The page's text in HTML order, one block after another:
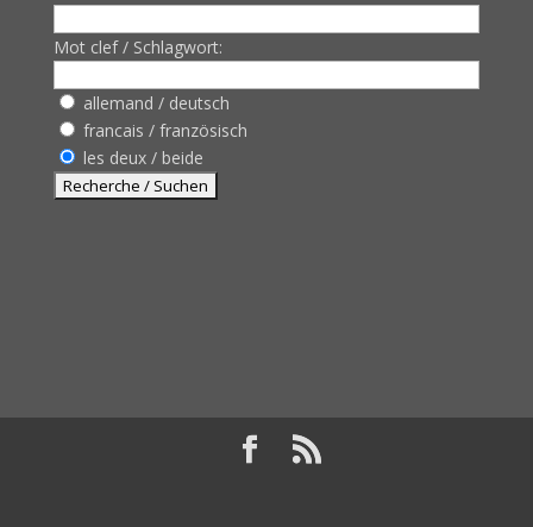
Mot clef / Schlagwort:
allemand / deutsch
francais / französisch
les deux / beide